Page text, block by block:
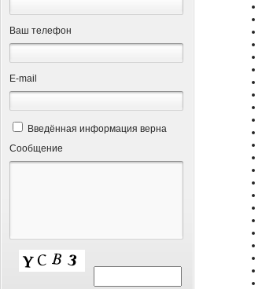
Ваш телефон
Е-mail
Введённая информация верна
Сообщение